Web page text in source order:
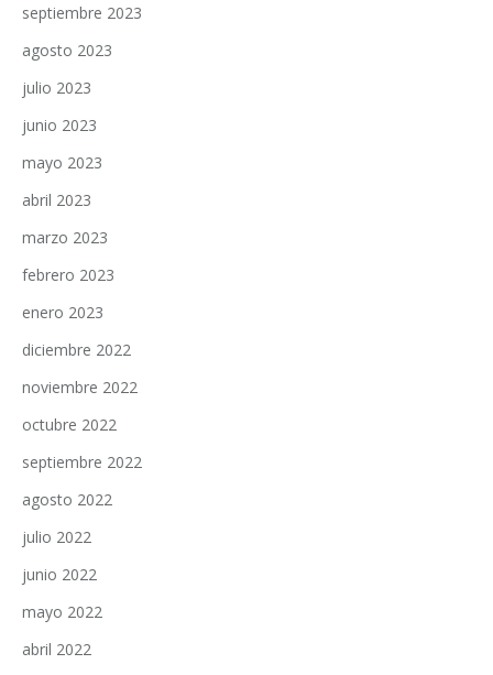
septiembre 2023
agosto 2023
julio 2023
junio 2023
mayo 2023
abril 2023
marzo 2023
febrero 2023
enero 2023
diciembre 2022
noviembre 2022
octubre 2022
septiembre 2022
agosto 2022
julio 2022
junio 2022
mayo 2022
abril 2022